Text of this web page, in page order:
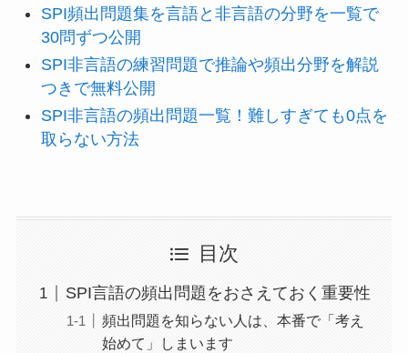
SPI頻出問題集を言語と非言語の分野を一覧で
30問ずつ公開
SPI非言語の練習問題で推論や頻出分野を解説
つきで無料公開
SPI非言語の頻出問題一覧！難しすぎても0点を
取らない方法
目次
SPI言語の頻出問題をおさえておく重要性
頻出問題を知らない人は、本番で「考え
始めて」しまいます